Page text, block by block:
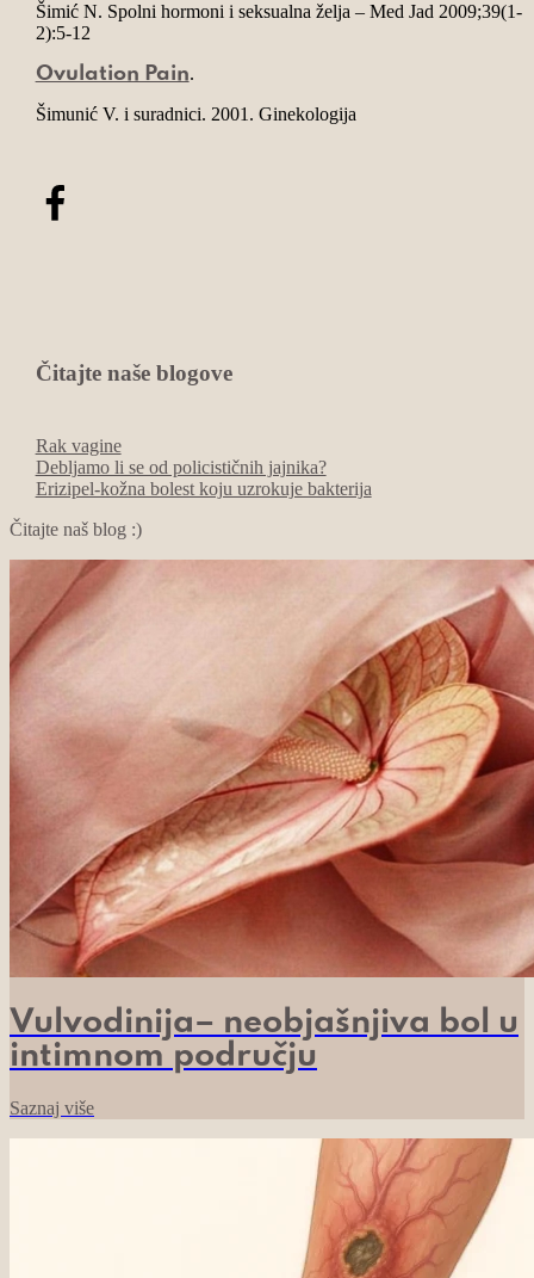
Šimić N. Spolni hormoni i seksualna želja – Med Jad 2009;39(1-
2):5-12
Ovulation Pain.
Šimunić V. i suradnici. 2001. Ginekologija
Čitajte naše blogove
Rak vagine
Debljamo li se od policističnih jajnika?
Erizipel-kožna bolest koju uzrokuje bakterija
Čitajte naš blog :)
Vulvodinija– neobjašnjiva bol u
intimnom području
Saznaj više